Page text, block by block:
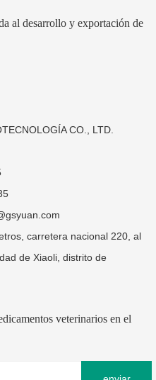
al desarrollo y exportación de
CO., LTD.
carretera nacional 220, al
de Xiaoli, distrito de
veterinarios en el